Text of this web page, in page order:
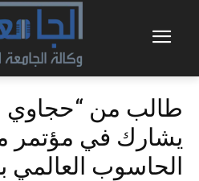
طالب من “حجاوي
يشارك في مؤتمر
الحاسوب العالمي